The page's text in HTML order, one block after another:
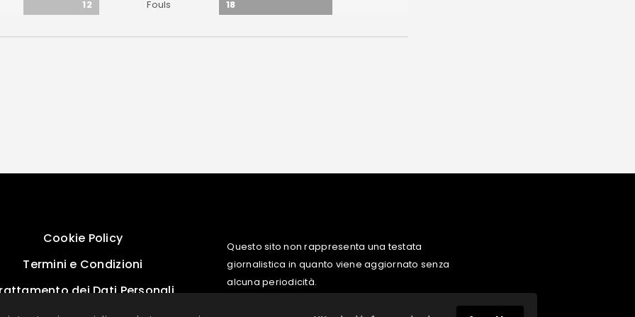
12 Fouls 18
Cookie Policy
Termini e Condizioni
dei Dati Personali
Questo sito non rappresenta una testata
giornalistica in quanto viene aggiornato senza
alcuna periodicità.